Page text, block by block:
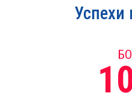
Успехи